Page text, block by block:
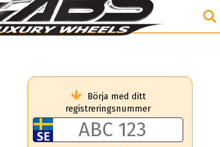
Börja med ditt
registreringsnummer